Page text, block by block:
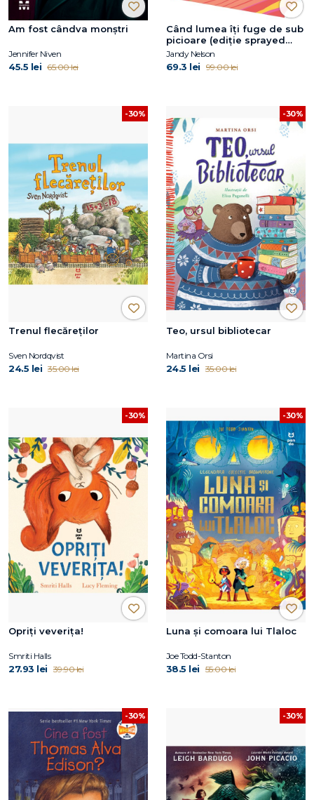
Am fost cândva monștri
Jennifer Niven
45.5 lei 65.00 lei
Când lumea îți fuge de sub
picioare (ediție sprayed
edges)
Jandy Nelson
69.3 lei 99.00 lei
-30%
Trenul flecăreților
Sven Nordqvist
24.5 lei 35.00 lei
-30%
Teo, ursul bibliotecar
Martina Orsi
24.5 lei 35.00 lei
-30%
Opriți veverița!
Smriti Halls
27.93 lei 39.90 lei
-30%
Luna și comoara lui Tlaloc
Joe Todd-Stanton
38.5 lei 55.00 lei
-30% -30%